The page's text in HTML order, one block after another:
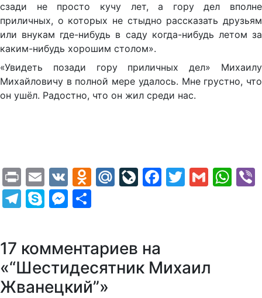
сзади не просто кучу лет, а гору дел вполне
приличных, о которых не стыдно рассказать друзьям
или внукам где-нибудь в саду когда-нибудь летом за
каким-нибудь хорошим столом».
«Увидеть позади гору приличных дел» Михаилу
Михайловичу в полной мере удалось. Мне грустно, что
он ушёл. Радостно, что он жил среди нас.
PrintEmail
VK Odnoklassniki
Mail.Ru
LiveJournal
Facebook
Twitter
Gmail
Telegram
SkypeMessenger
17 комментариев на
«“Шестидесятник Михаил
Жванецкий”»